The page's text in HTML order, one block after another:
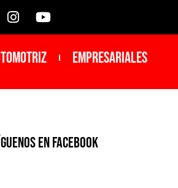
Empresariales
EN FACEBOOK